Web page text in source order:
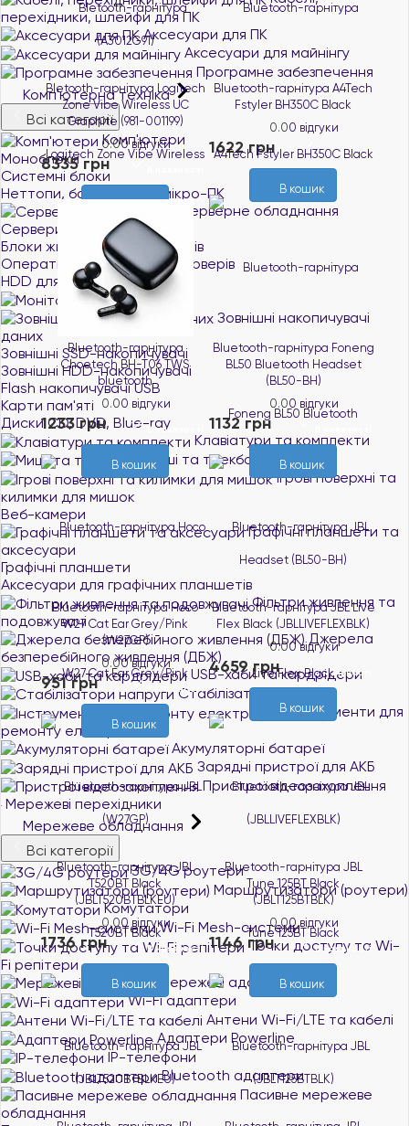
перехідники, шлейфи для ПК
Аксесуари для ПК
Аксесуари для майнінгу
Програмне забезпечення
Комп'ютерна техніка
Всі категорії
Комп'ютери
Моноблоки
Системні блоки
Неттопи, баребони та мікро-ПК
Серверне обладнання
Сервери
Блоки живлення для серверів
Оперативна пам`ять для серверів
HDD для серверів
Монітори
Зовнішні накопичувачі
даних
Зовнішні SSD-накопичувачі
Зовнішні HDD-накопичувачі
Flash накопичувачі USB
Карти пам'яті
Диски CD, DVD, Blue-ray
Клавіатури та комплекти
Миші та трекболи
Ігрові поверхні та
килимки для мишок
Веб-камери
Графічні планшети та
аксесуари
Графічні планшети
Аксесуари для графічних планшетів
Фільтри живлення та
подовжувачі
Джерела
безперебійного живлення (ДБЖ)
USB-хаби та кардрідери
Стабілізатори напруги
Інструменти для
ремонту електроніки
Акумуляторні батареї
Зарядні пристрої для АКБ
Пристрої відеозахоплення
Мережеві перехідники
Мережеве обладнання
Всі категорії
3G/4G роутери
Маршрутизатори (роутери)
Комутатори
Wi-Fi Mesh-системи
Точки доступу та Wi-
Fi репітери
Мережеві адаптери
Wi-Fi адаптери
Антени Wi-Fi/LTE та кабелі
Адаптери Powerline
IP-телефони
Bluetooth адаптери
Пасивне мережеве
обладнання
Bletooth-гарнітура Logitech
Zone Vibe Wireless UC
Graphite (981-001199)
0.00 відгуки
8335 грн
Bluetooth-гарнітура A4Tech
Fstyler BH350C Black
0.00 відгуки
В наявності
1622 грн
В кошик
Bluetooth-гарнітура
Choetech BH-T06 TWS
bluetooth
0.00 відгуки
В наявності
1233 грн
В кошик
Bluetooth-гарнітура Foneng
BL50 Bluetooth Headset
(BL50-BH)
0.00 відгуки
1132 грн
В кошик
Bluetooth-гарнітура Hoco
W27 Cat Ear Grey/Pink
(W27GP)
0.00 відгуки
В наявності
951 грн
В кошик
Bluetooth-гарнітура JBL Live
Flex Black (JBLLIVEFLEXBLK)
0.00 відгуки
В наявності
4659 грн
В кошик
Bluetooth-гарнітура JBL
T520BT Black
(JBLT520BTBLKEU)
0.00 відгуки
В наявності
1736 грн
В кошик
Bluetooth-гарнітура JBL
Tune 125BT Black
(JBLT125BTBLK)
0.00 відгуки
В наявності
1146 грн
В кошик